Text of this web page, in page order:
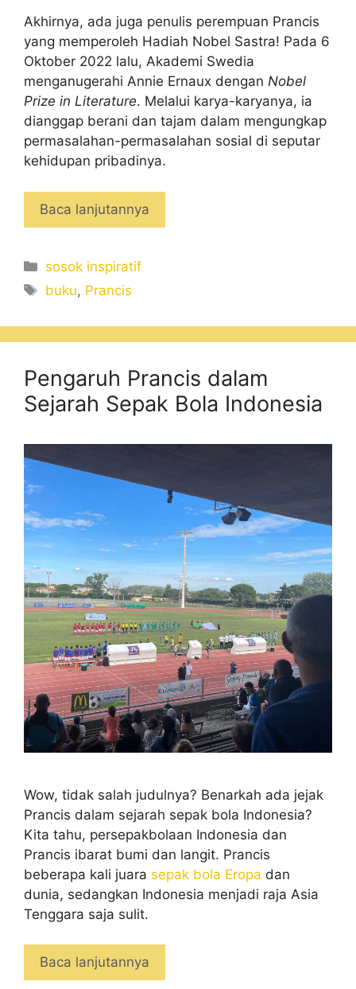
Akhirnya, ada juga penulis perempuan Prancis
yang memperoleh Hadiah Nobel Sastra! Pada 6
Oktober 2022 lalu, Akademi Swedia
menganugerahi Annie Ernaux dengan Nobel
Prize in Literature. Melalui karya-karyanya, ia
dianggap berani dan tajam dalam mengungkap
permasalahan-permasalahan sosial di seputar
kehidupan pribadinya.
Baca lanjutannya
Categories
sosok inspiratif
Tags
buku, Prancis
Pengaruh Prancis dalam
Sejarah Sepak Bola Indonesia
Wow, tidak salah judulnya? Benarkah ada jejak
Prancis dalam sejarah sepak bola Indonesia?
Kita tahu, persepakbolaan Indonesia dan
Prancis ibarat bumi dan langit. Prancis
beberapa kali juara sepak bola Eropa dan
dunia, sedangkan Indonesia menjadi raja Asia
Tenggara saja sulit.
Baca lanjutannya